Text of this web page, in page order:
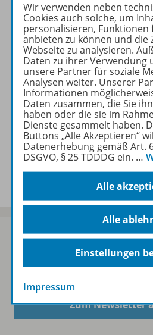
Beschreibung
Zugehörige Produkte
Inhaltsverzeichnis
Benachrichtigungs-
Sofort profitieren
Zum Newsletter
Wir verwenden neben
Cookies auch solche, um
personalisieren, Funktionen
anbieten zu können und die
Webseite zu analysieren.
Daten zu ihrer Verwendung
unsere Partner für soziale
Analysen weiter. Unserer
Informationen
Daten zusammen, die Sie
haben oder die sie im
Dienste gesammelt haben.
Buttons „Alle Akzeptieren“
Datenerhebung gemäß Art.
DSGVO, § 25 TDDDG ein. …
Alle
Alle
Einstellungen
Impressum